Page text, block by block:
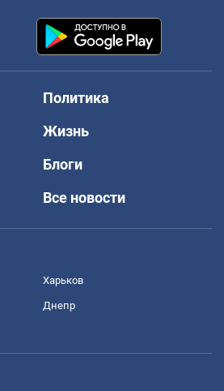
Политика
Жизнь
Блоги
Все новости
Харьков
Днепр